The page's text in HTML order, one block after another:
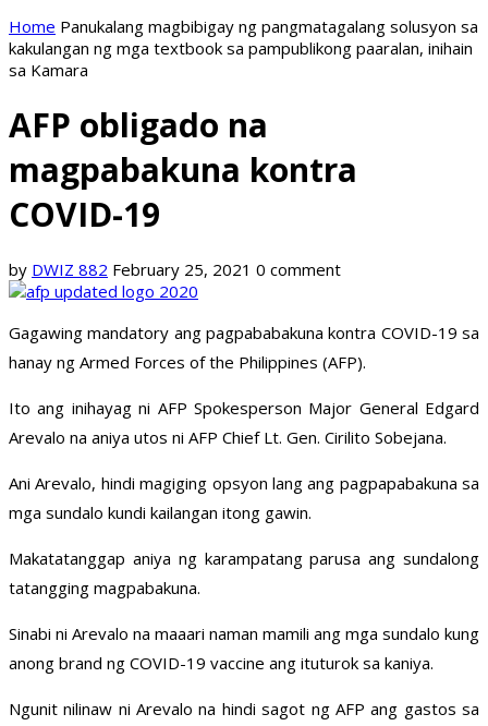
Home Panukalang magbibigay ng pangmatagalang solusyon sa
kakulangan ng mga textbook sa pampublikong paaralan, inihain
sa Kamara
AFP obligado na
magpabakuna kontra
COVID-19
by DWIZ 882 February 25, 2021 0 comment
Gagawing mandatory ang pagpababakuna kontra COVID-19 sa
hanay ng Armed Forces of the Philippines (AFP).
Ito ang inihayag ni AFP Spokesperson Major General Edgard
Arevalo na aniya utos ni AFP Chief Lt. Gen. Cirilito Sobejana.
Ani Arevalo, hindi magiging opsyon lang ang pagpapabakuna sa
mga sundalo kundi kailangan itong gawin.
Makatatanggap aniya ng karampatang parusa ang sundalong
tatangging magpabakuna.
Sinabi ni Arevalo na maaari naman mamili ang mga sundalo kung
anong brand ng COVID-19 vaccine ang ituturok sa kaniya.
Ngunit nilinaw ni Arevalo na hindi sagot ng AFP ang gastos sa